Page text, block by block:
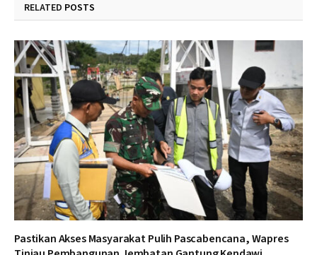
RELATED POSTS
Pastikan Akses Masyarakat Pulih Pascabencana, Wapres